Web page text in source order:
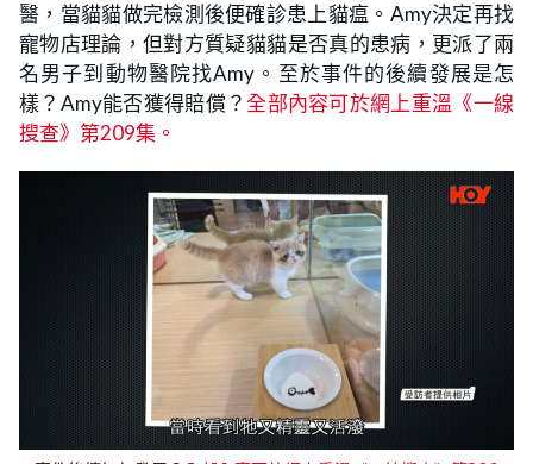
醫，當貓貓做完檢測後便確診患上貓瘟。Amy決定再找
寵物店理論，但對方質疑貓貓是否真的患病，更派了兩
名男子到動物醫院找Amy。至於事件的後續發展是怎
樣？Amy能否獲得賠償？全部內容可於網上重溫《一線
搜查》第209集。